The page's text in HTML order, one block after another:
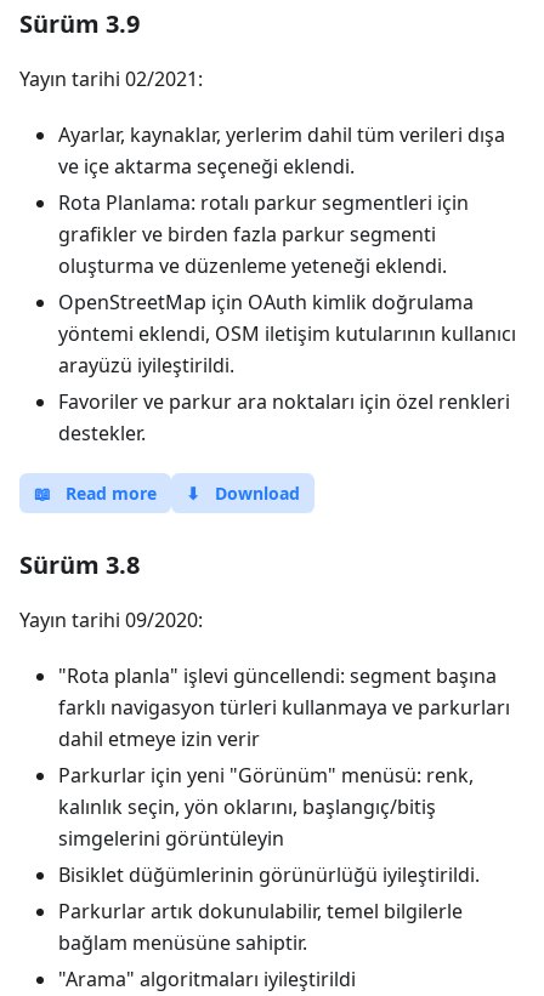
Sürüm 3.9
Yayın tarihi 02/2021:
Ayarlar, kaynaklar, yerlerim dahil tüm verileri dışa
ve içe aktarma seçeneği eklendi.
Rota Planlama: rotalı parkur segmentleri için
grafikler ve birden fazla parkur segmenti
oluşturma ve düzenleme yeteneği eklendi.
OpenStreetMap için OAuth kimlik doğrulama
yöntemi eklendi, OSM iletişim kutularının kullanıcı
arayüzü iyileştirildi.
Favoriler ve parkur ara noktaları için özel renkleri
destekler.
📖 Read more ⬇ Download
Sürüm 3.8
Yayın tarihi 09/2020:
"Rota planla" işlevi güncellendi: segment başına
farklı navigasyon türleri kullanmaya ve parkurları
dahil etmeye izin verir
Parkurlar için yeni "Görünüm" menüsü: renk,
kalınlık seçin, yön oklarını, başlangıç/bitiş
simgelerini görüntüleyin
Bisiklet düğümlerinin görünürlüğü iyileştirildi.
Parkurlar artık dokunulabilir, temel bilgilerle
bağlam menüsüne sahiptir.
"Arama" algoritmaları iyileştirildi